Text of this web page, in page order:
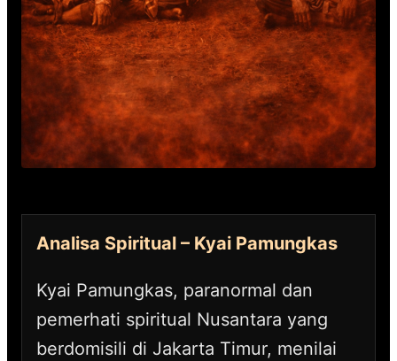
Analisa Spiritual – Kyai Pamungkas
Kyai Pamungkas, paranormal dan
pemerhati spiritual Nusantara yang
berdomisili di Jakarta Timur, menilai